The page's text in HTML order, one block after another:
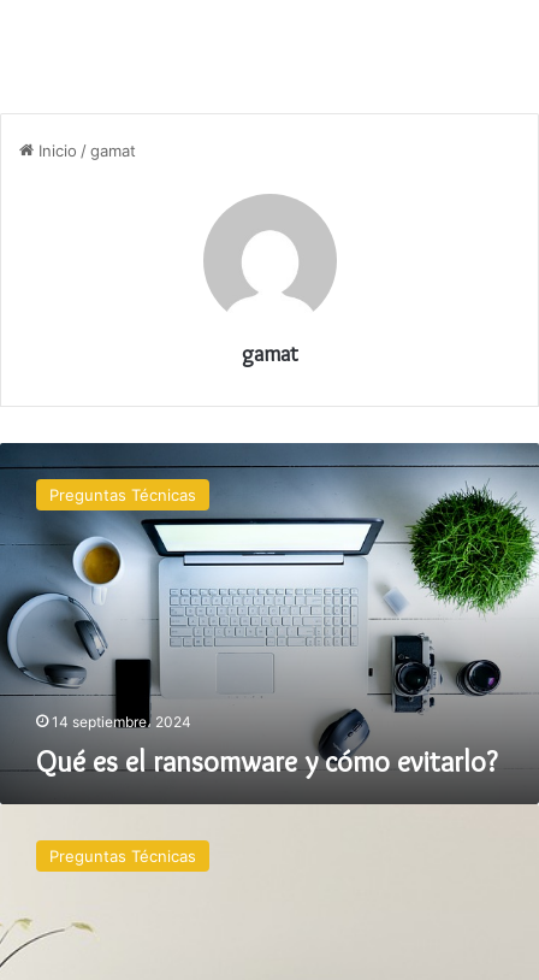
Inicio /gamat
gamat
evitarlo?
Preguntas Técnicas
14 septiembre، 2024
Qué es el ransomware y cómo evitarlo?
eliminar
ordenador
sin
Preguntas Técnicas